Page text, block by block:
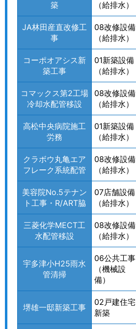
築
（給排水）
JA林田産直改修工
事
08改修設備
（給排水）
コーポオアシス新
築工事
01新築設備
（給排水）
コマックス第2工場
冷却水配管移設
08改修設備
（給排水）
高松中央病院施工
労務
01新築設備
（給排水）
クラボウ丸亀エア
フレーク系統配管
08改修設備
（給排水）
美容院No.5テナン
ト工事・R/ART脇
07店舗設備
（給排水）
三菱化学MECT工
水配管移設
08改修設備
（給排水）
宇多津小H25雨水
管清掃
06公共工事
（機械設
備）
堺雄一邸新築工事
02戸建住宅
新築